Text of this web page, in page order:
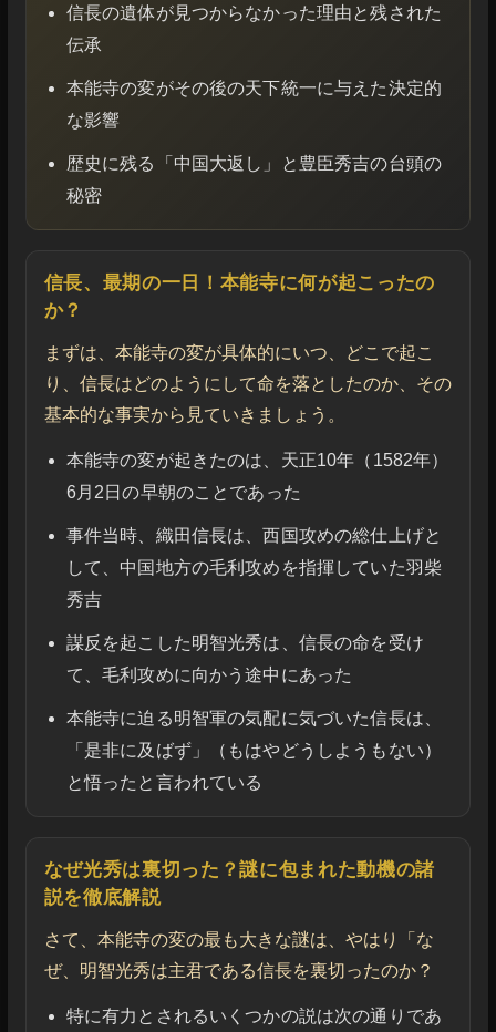
信長の遺体が見つからなかった理由と残された
伝承
本能寺の変がその後の天下統一に与えた決定的
な影響
歴史に残る「中国大返し」と豊臣秀吉の台頭の
秘密
信長、最期の一日！本能寺に何が起こったの
か？
まずは、本能寺の変が具体的にいつ、どこで起こ
り、信長はどのようにして命を落としたのか、その
基本的な事実から見ていきましょう。
本能寺の変が起きたのは、天正10年（1582年）
6月2日の早朝のことであった
事件当時、織田信長は、西国攻めの総仕上げと
して、中国地方の毛利攻めを指揮していた羽柴
秀吉
謀反を起こした明智光秀は、信長の命を受け
て、毛利攻めに向かう途中にあった
本能寺に迫る明智軍の気配に気づいた信長は、
「是非に及ばず」（もはやどうしようもない）
と悟ったと言われている
なぜ光秀は裏切った？謎に包まれた動機の諸
説を徹底解説
さて、本能寺の変の最も大きな謎は、やはり「な
ぜ、明智光秀は主君である信長を裏切ったのか？
特に有力とされるいくつかの説は次の通りであ